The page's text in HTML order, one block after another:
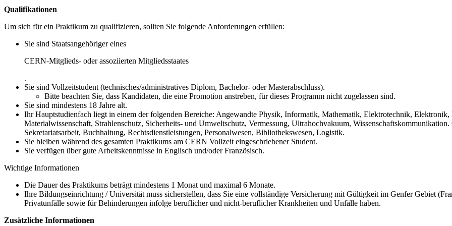
Qualifikationen
Um sich für ein Praktikum zu qualifizieren, sollten Sie folgende Anforderungen erfüllen:
Sie sind Staatsangehöriger eines
CERN-Mitglieds- oder assoziierten Mitgliedsstaates
.
Sie sind Vollzeitstudent (technisches/administratives Diplom, Bachelor- oder Masterabschluss).
Bitte beachten Sie, dass Kandidaten, die eine Promotion anstreben, für dieses Programm nicht zugelassen sind.
Sie sind mindestens 18 Jahre alt.
Ihr Hauptstudienfach liegt in einem der folgenden Bereiche: Angewandte Physik, Informatik, Mathematik, Elektrotechnik,
Materialwissenschaft, Strahlenschutz, Sicherheits- und Umweltschutz, Vermessung, Ultrahochvakuum,
Sekretariatsarbeit, Buchhaltung, Rechtsdienstleistungen, Personalwesen, Bibliothekswesen, Logistik.
Sie bleiben während des gesamten Praktikums am CERN Vollzeit eingeschriebener Student.
Sie verfügen über gute Arbeitskenntnisse in Englisch und/oder Französisch.
Wichtige Informationen
Die Dauer des Praktikums beträgt mindestens 1 Monat und maximal 6 Monate.
Ihre Bildungseinrichtung / Universität muss sicherstellen, dass Sie eine vollständige Versicherung mit Gültigkeit im Genfer Gebiet
Privatunfälle sowie für Behinderungen infolge beruflicher und nicht-beruflicher Krankheiten und Unfälle haben.
Zusätzliche Informationen